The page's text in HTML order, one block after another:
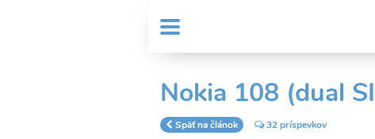
MENU
Header
menu
User
account
Nokia 108 (dual
Späť na článok 32 príspevkov